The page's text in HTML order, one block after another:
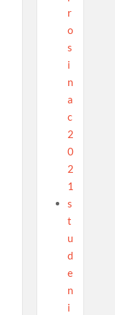
r
o
s
i
n
a
c
2
0
2
1
s
t
u
d
e
n
i